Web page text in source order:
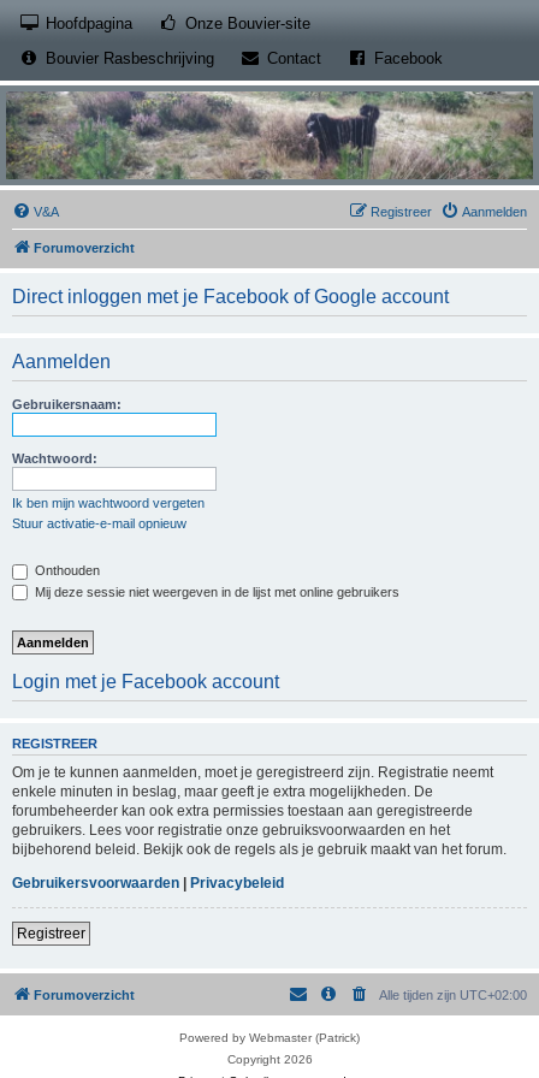
Hoofdpagina Onze Bouvier-site(Opens a new tab)
Bouvier Rasbeschrijving
Contact(Opens a new tab)
Facebook
V&A Aanmelden
Registreer
Forumoverzicht
Direct inloggen met je Facebook of Google account
Aanmelden
Gebruikersnaam:
Wachtwoord:
Ik ben mijn wachtwoord vergeten
Stuur activatie-e-mail opnieuw
Onthouden
Mij deze sessie niet weergeven in de lijst met online gebruikers
Login met je Facebook account
REGISTREER
Om je te kunnen aanmelden, moet je geregistreerd zijn. Registratie neemt
enkele minuten in beslag, maar geeft je extra mogelijkheden. De
forumbeheerder kan ook extra permissies toestaan aan geregistreerde
gebruikers. Lees voor registratie onze gebruiksvoorwaarden en het
bijbehorend beleid. Bekijk ook de regels als je gebruik maakt van het forum.
Gebruikersvoorwaarden | Privacybeleid
Registreer
Forumoverzicht Alle tijden zijn UTC+02:00
Powered by Webmaster (Patrick)
Copyright 2026